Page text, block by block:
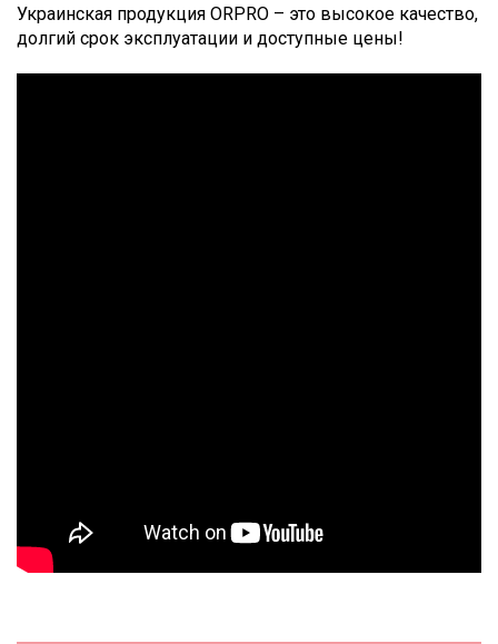
Украинская продукция ORPRO – это высокое качество,
долгий срок эксплуатации и доступные цены!